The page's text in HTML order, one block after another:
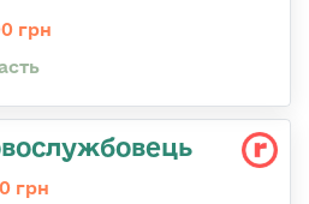
грн
грн